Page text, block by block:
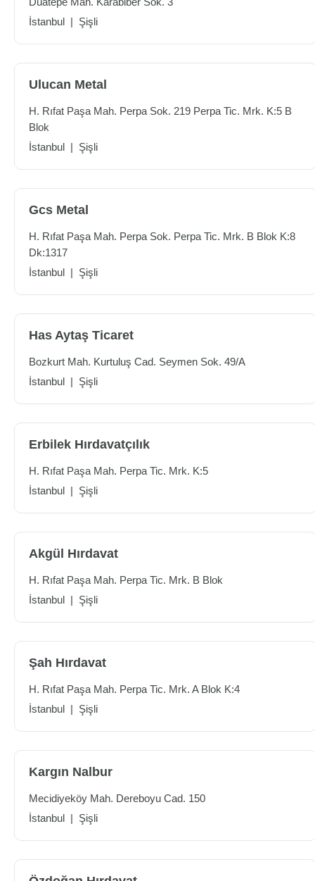
İstanbul | Şişli
Ulucan Metal
H. Rıfat Paşa Mah. Perpa Sok. 219 Perpa Tic. Mrk. K:5 B
Blok
İstanbul | Şişli
Gcs Metal
H. Rıfat Paşa Mah. Perpa Sok. Perpa Tic. Mrk. B Blok K:8
Dk:1317
İstanbul | Şişli
Has Aytaş Ticaret
Bozkurt Mah. Kurtuluş Cad. Seymen Sok. 49/A
İstanbul | Şişli
Erbilek Hırdavatçılık
H. Rıfat Paşa Mah. Perpa Tic. Mrk. K:5
İstanbul | Şişli
Akgül Hırdavat
H. Rıfat Paşa Mah. Perpa Tic. Mrk. B Blok
İstanbul | Şişli
Şah Hırdavat
H. Rıfat Paşa Mah. Perpa Tic. Mrk. A Blok K:4
İstanbul | Şişli
Kargın Nalbur
Mecidiyeköy Mah. Dereboyu Cad. 150
İstanbul | Şişli